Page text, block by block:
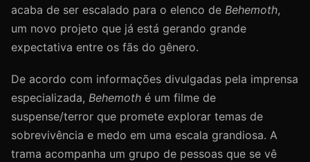
acaba de ser escalado para o elenco de Behemoth,
um novo projeto que já está gerando grande
expectativa entre os fãs do gênero.
De acordo com informações divulgadas pela imprensa
especializada, Behemoth é um filme de
suspense/terror que promete explorar temas de
sobrevivência e medo em uma escala grandiosa. A
trama acompanha um grupo de pessoas que se vê